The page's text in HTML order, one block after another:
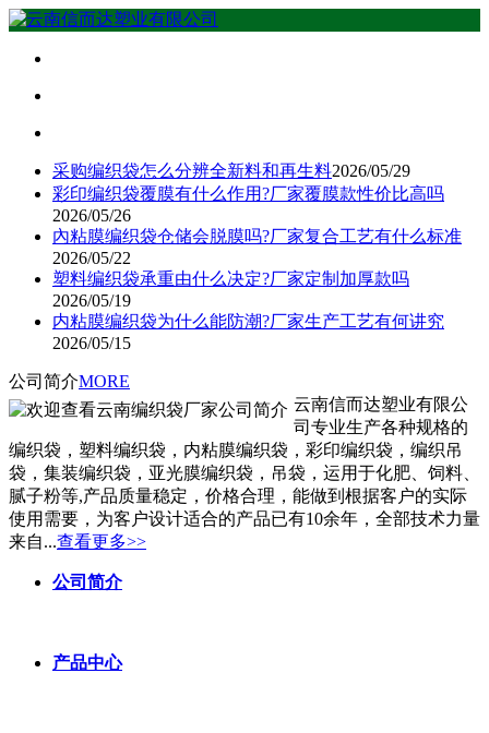
采购编织袋怎么分辨全新料和再生料2026/05/29
彩印编织袋覆膜有什么作用?厂家覆膜款性价比高吗
2026/05/26
內粘膜编织袋仓储会脱膜吗?厂家复合工艺有什么标准
2026/05/22
塑料编织袋承重由什么决定?厂家定制加厚款吗
2026/05/19
内粘膜编织袋为什么能防潮?厂家生产工艺有何讲究
2026/05/15
公司简介MORE
云南信而达塑业有限公
司专业生产各种规格的
编织袋，塑料编织袋，内粘膜编织袋，彩印编织袋，编织吊
袋，集装编织袋，亚光膜编织袋，吊袋，运用于化肥、饲料、
腻子粉等,产品质量稳定，价格合理，能做到根据客户的实际
使用需要，为客户设计适合的产品已有10余年，全部技术力量
来自...查看更多>>
公司简介
产品中心